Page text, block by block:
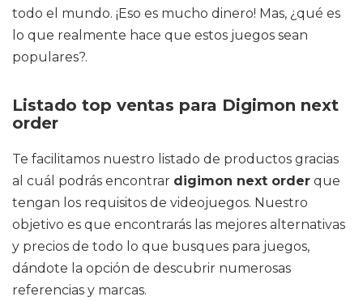
todo el mundo. ¡Eso es mucho dinero! Mas, ¿qué es
lo que realmente hace que estos juegos sean
populares?.
Listado top ventas para Digimon next
order
Te facilitamos nuestro listado de productos gracias
al cuál podrás encontrar digimon next order que
tengan los requisitos de videojuegos. Nuestro
objetivo es que encontrarás las mejores alternativas
y precios de todo lo que busques para juegos,
dándote la opción de descubrir numerosas
referencias y marcas.